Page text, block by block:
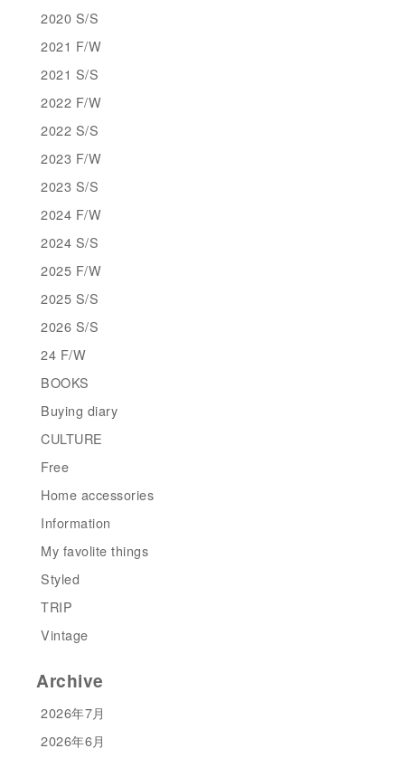
2020 S/S
2021 F/W
2021 S/S
2022 F/W
2022 S/S
2023 F/W
2023 S/S
2024 F/W
2024 S/S
2025 F/W
2025 S/S
2026 S/S
24 F/W
BOOKS
Buying diary
CULTURE
Free
Home accessories
Information
My favolite things
Styled
TRIP
Vintage
Archive
2026年7月
2026年6月